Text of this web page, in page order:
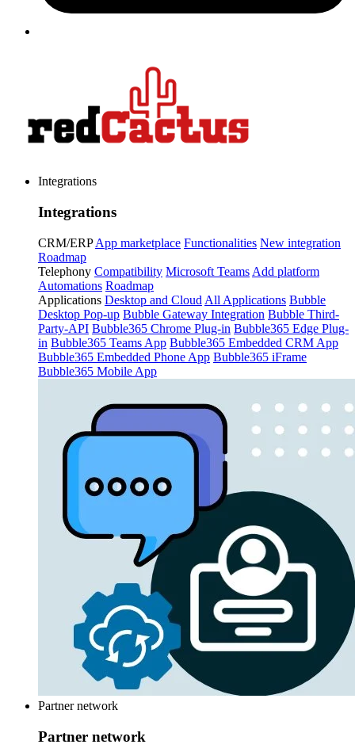
Integrations
Integrations
CRM/ERP App marketplace Functionalities New integration
Roadmap
Telephony Compatibility Microsoft Teams Add platform
Automations Roadmap
Applications Desktop and Cloud All Applications Bubble
Desktop Pop-up Bubble Gateway Integration Bubble Third-
Party-API Bubble365 Chrome Plug-in Bubble365 Edge Plug-
in Bubble365 Teams App Bubble365 Embedded CRM App
Bubble365 Embedded Phone App Bubble365 iFrame
Bubble365 Mobile App
Partner network
Partner network